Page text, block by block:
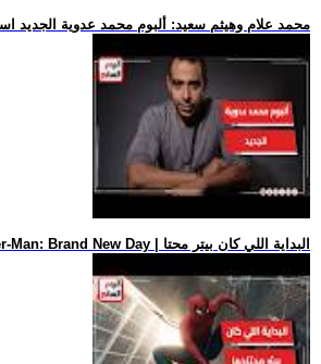
.. محمد علام وهيثم سعيد: ألبوم محمد عدوية الجديد
.. فيلم Spider-Man: Brand New Day | البداية اللي كان بيتر محتا